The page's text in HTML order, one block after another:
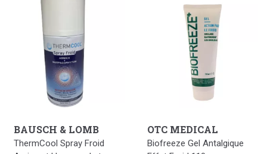
BAUSCH & LOMB
ThermCool Spray Froid
OTC MEDICAL
Biofreeze Gel Antalgique